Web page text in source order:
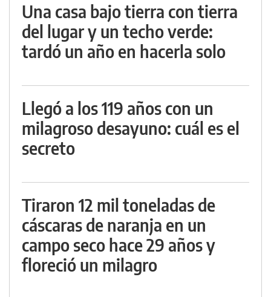
Una casa bajo tierra con tierra
del lugar y un techo verde:
tardó un año en hacerla solo
Llegó a los 119 años con un
milagroso desayuno: cuál es el
secreto
Tiraron 12 mil toneladas de
cáscaras de naranja en un
campo seco hace 29 años y
floreció un milagro